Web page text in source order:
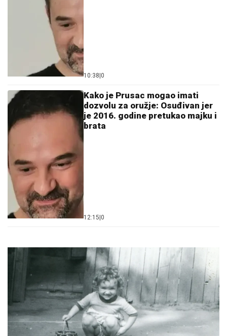
10:38 0
Kako je Prusac mogao imati
dozvolu za oružje: Osuđivan jer
je 2016. godine pretukao majku i
brata
12:15 0